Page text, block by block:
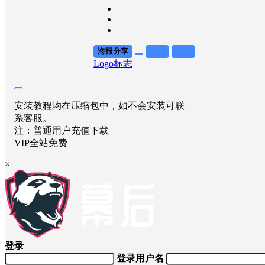
海报分享
Logo标志
安装教程均在压缩包中，如不会安装可联
系客服。
注：普通用户充值下载
VIP全站免费
×
登录
登录用户名